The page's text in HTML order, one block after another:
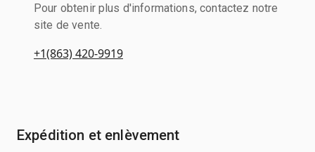
Pour obtenir plus d'informations, contactez notre
site de vente.
+1(863) 420-9919
Expédition et enlèvement